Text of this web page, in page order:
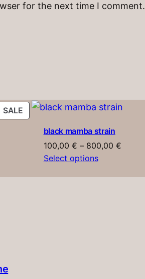
for the next time I comment.
SALEPRODUCT
ON
black mamba strain
100,00 € – 800,00 €Price
Select options